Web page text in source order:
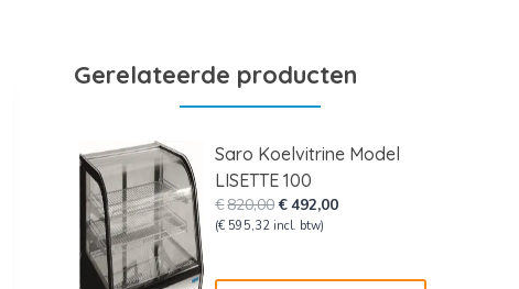
Gerelateerde producten
Saro Koelvitrine Model
LISETTE 100
€820,00Oorspronkelijke
prijs
€492,00Huidige
(€ 595,32 incl. btw)